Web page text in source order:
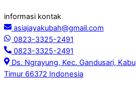
informasi kontak
asiajayakubah@gmail.com
0823-3325-2491
0823-3325-2491
Ds. Ngrayung, Kec. Gandusari,
Timur 66372 Indonesia